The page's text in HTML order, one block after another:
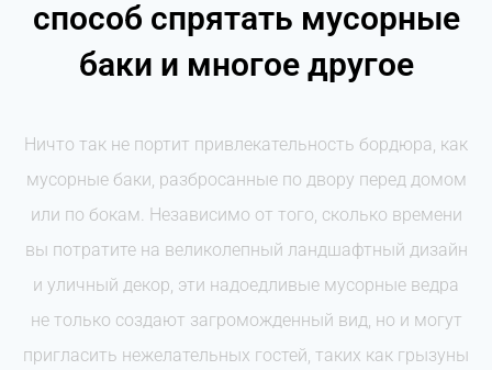
способ спрятать мусорные
баки и многое другое
Ничто так не портит привлекательность бордюра, как
мусорные баки, разбросанные по двору перед домом
или по бокам. Независимо от того, сколько времени
вы потратите на великолепный ландшафтный дизайн
и уличный декор, эти надоедливые мусорные ведра
не только создают загроможденный вид, но и могут
пригласить нежелательных гостей, таких как грызуны